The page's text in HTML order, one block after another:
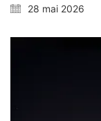
28 mai 2026